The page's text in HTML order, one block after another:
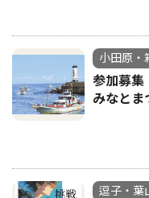
小田原・
参加募
みなとま
逗子・葉